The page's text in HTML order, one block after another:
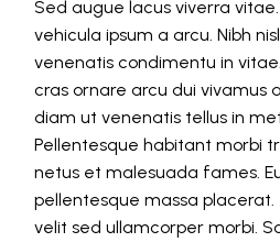
Sed augue lacus viverra vitae.
vehicula ipsum a arcu. Nibh
venenatis condimentu in
cras ornare arcu dui vivamus
diam ut venenatis tellus in
Pellentesque habitant morbi
netus et malesuada fames.
pellentesque massa
velit sed ullamcorper morbi.